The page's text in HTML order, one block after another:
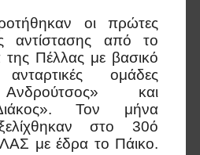
οι πρώτες
αντίστασης από το
Πέλλας με βασικό
ομάδες
και
Τον μήνα
στο 30ό
με έδρα το Πάικο.